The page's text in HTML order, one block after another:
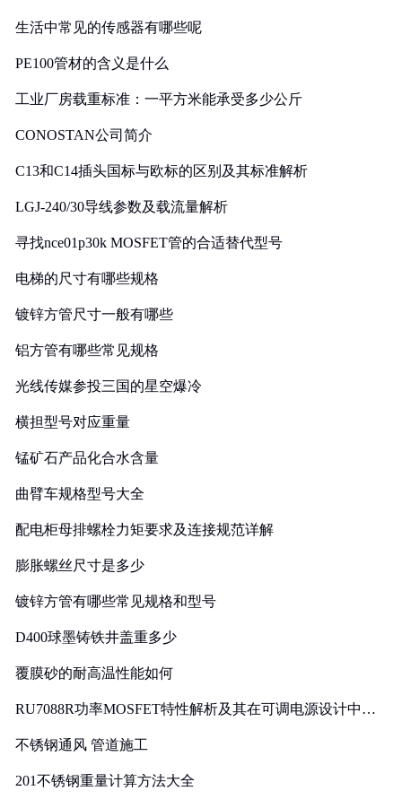
生活中常见的传感器有哪些呢
PE100管材的含义是什么
工业厂房载重标准：一平方米能承受多少公斤
CONOSTAN公司简介
C13和C14插头国标与欧标的区别及其标准解析
LGJ-240/30导线参数及载流量解析
寻找nce01p30k MOSFET管的合适替代型号
电梯的尺寸有哪些规格
镀锌方管尺寸一般有哪些
铝方管有哪些常见规格
光线传媒参投三国的星空爆冷
横担型号对应重量
锰矿石产品化合水含量
曲臂车规格型号大全
配电柜母排螺栓力矩要求及连接规范详解
膨胀螺丝尺寸是多少
镀锌方管有哪些常见规格和型号
D400球墨铸铁井盖重多少
覆膜砂的耐高温性能如何
RU7088R功率MOSFET特性解析及其在可调电源设计中的
不锈钢通风 管道施工
201不锈钢重量计算方法大全